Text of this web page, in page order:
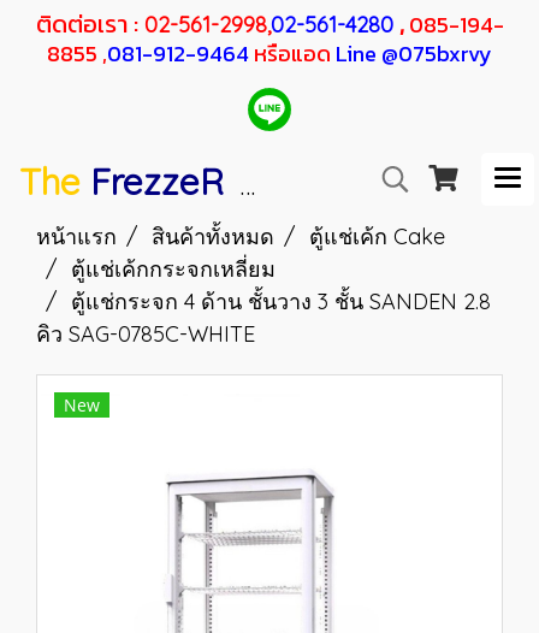
ติดต่อเรา : 02-561-2998,02-561-4280 ,085-194-
8855 ,081-912-9464หรือแอด Line @075bxrvy
The FrezzeR SANDEN F RESHER
หน้าแรก สินค้าทั้งหมด
ตู้แช่เค้ก Cake
ตู้แช่เค้กกระจกเหลี่ยม
ตู้แช่กระจก 4 ด้าน ชั้นวาง 3 ชั้น SANDEN 2.8
คิว SAG-0785C-WHITE
New